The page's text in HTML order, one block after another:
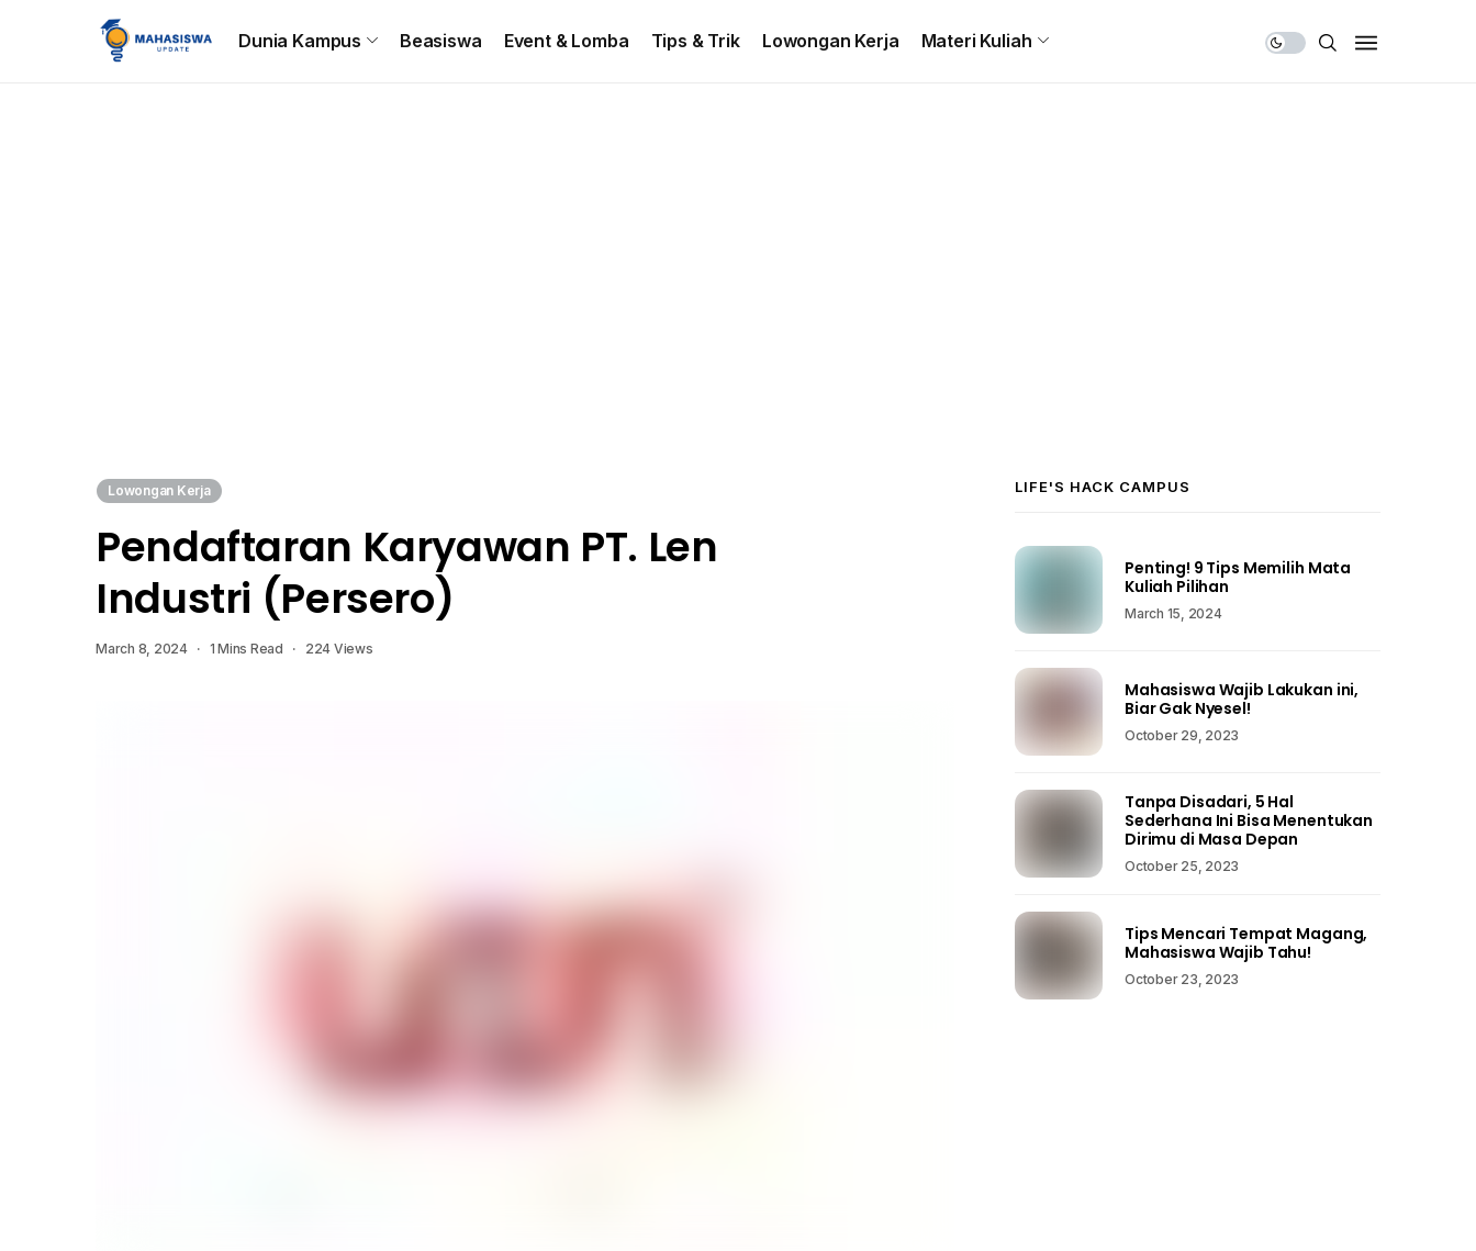
Beranda
Dunia Kampus Beasiswa Event & Lomba Tips & Trik Lowongan Kerja Materi Kuliah
Lowongan Kerja
Pendaftaran Karyawan PT. Len
Industri (Persero)
March 8, 2024 1 Mins Read 224 Views
LIFE'S HACK CAMPUS
Penting! 9 Tips Memilih Mata
Kuliah Pilihan
March 15, 2024
Mahasiswa Wajib Lakukan ini,
Biar Gak Nyesel!
October 29, 2023
Tanpa Disadari, 5 Hal
Sederhana Ini Bisa Menentukan
Dirimu di Masa Depan
October 25, 2023
Tips Mencari Tempat Magang,
Mahasiswa Wajib Tahu!
October 23, 2023